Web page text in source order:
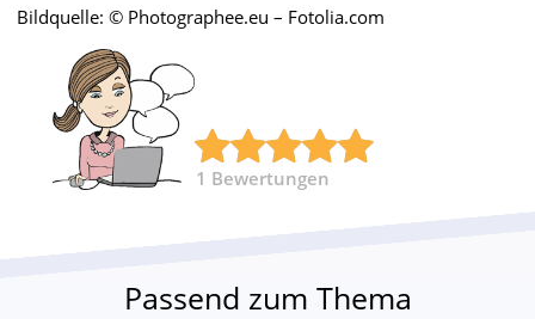
Bildquelle: © Photographee.eu – Fotolia.com
1 Bewertungen
Passend zum Thema